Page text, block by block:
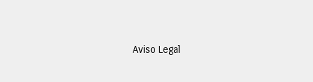
Aviso Legal